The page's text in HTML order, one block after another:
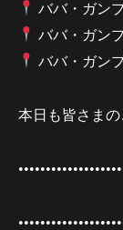
ババ・ガン
ババ・ガン
ババ・ガン
本日も皆さま